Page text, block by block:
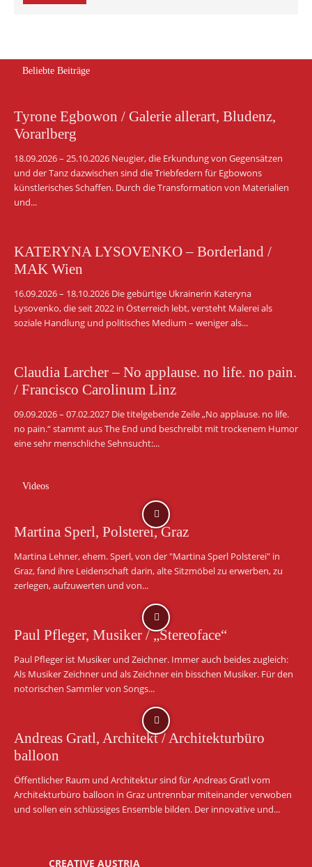
Beliebte Beiträge
Tyrone Egbowon / Galerie allerart, Bludenz,
Vorarlberg
18.09.2026 – 25.10.2026 Neugier, die Erkundung von Gegensätzen
und der Tanz dazwischen sind die Triebfedern für Egbowons
künstlerisches Schaffen. Durch die Transformation von Materialien
und...
KATERYNA LYSOVENKO – Borderland /
MAK Wien
16.09.2026 – 18.10.2026 Die gebürtige Ukrainerin Kateryna
Lysovenko, die seit 2022 in Österreich lebt, versteht Malerei als
soziale Handlung und politisches Medium – weniger als...
Claudia Larcher – No applause. no life. no pain.
/ Francisco Carolinum Linz
09.09.2026 – 07.02.2027 Die titelgebende Zeile „No applause. no life.
no pain.“ stammt aus The End und beschreibt mit trockenem Humor
eine sehr menschliche Sehnsucht:...
Videos
Martina Sperl, Polsterei, Graz
Martina Lehner, ehem. Sperl, von der "Martina Sperl Polsterei" in
Graz, fand ihre Leidenschaft darin, alte Sitzmöbel zu erwerben, zu
zerlegen, aufzuwerten und von...
Paul Pfleger, Musiker / „Stereoface“
Paul Pfleger ist Musiker und Zeichner. Immer auch beides zugleich:
Als Musiker Zeichner und als Zeichner ein bisschen Musiker. Für den
notorischen Sammler von Songs...
Andreas Gratl, Architekt / Architekturbüro
balloon
Öffentlicher Raum und Architektur sind für Andreas Gratl vom
Architekturbüro balloon in Graz untrennbar miteinander verwoben
und sollen ein schlüssiges Ensemble bilden. Der innovative und...
CREATIVE AUSTRIA